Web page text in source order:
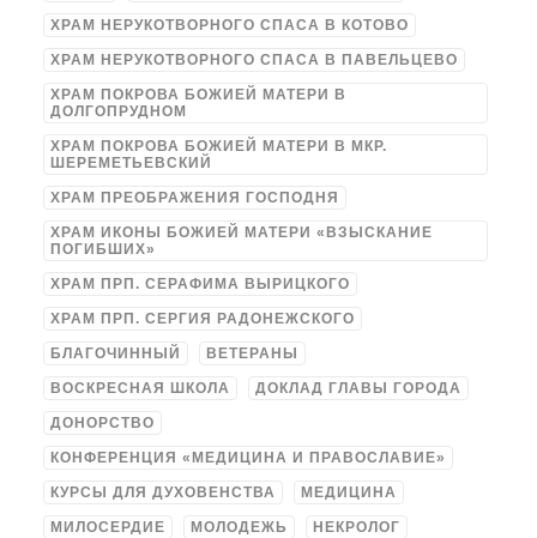
ХРАМ НЕРУКОТВОРНОГО СПАСА В КОТОВО
ХРАМ НЕРУКОТВОРНОГО СПАСА В ПАВЕЛЬЦЕВО
ХРАМ ПОКРОВА БОЖИЕЙ МАТЕРИ В
ДОЛГОПРУДНОМ
ХРАМ ПОКРОВА БОЖИЕЙ МАТЕРИ В МКР.
ШЕРЕМЕТЬЕВСКИЙ
ХРАМ ПРЕОБРАЖЕНИЯ ГОСПОДНЯ
ХРАМ ИКОНЫ БОЖИЕЙ МАТЕРИ «ВЗЫСКАНИЕ
ПОГИБШИХ»
ХРАМ ПРП. СЕРАФИМА ВЫРИЦКОГО
ХРАМ ПРП. СЕРГИЯ РАДОНЕЖСКОГО
БЛАГОЧИННЫЙ ВЕТЕРАНЫ
ВОСКРЕСНАЯ ШКОЛА ДОКЛАД ГЛАВЫ ГОРОДА
ДОНОРСТВО
КОНФЕРЕНЦИЯ «МЕДИЦИНА И ПРАВОСЛАВИЕ»
КУРСЫ ДЛЯ ДУХОВЕНСТВА МЕДИЦИНА
МИЛОСЕРДИЕ МОЛОДЕЖЬ НЕКРОЛОГ